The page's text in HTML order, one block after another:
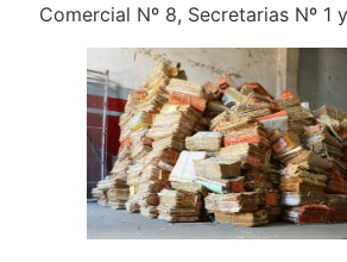
Comercial Nº 8, Secretarias Nº 1